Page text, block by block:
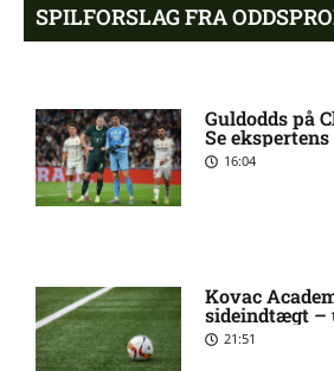
2. Division – Skive mod
Nykøbing FC: Optakt
[2026/08/08]
7:58
Viborg FF
SPILFORSLAG FRA
Guldodds på
Se
16:04
Kovac
sideindtægt –
21:51